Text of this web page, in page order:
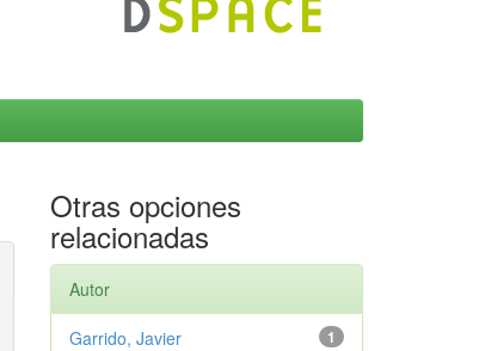
Otras opciones
relacionadas
Autor
1
Garrido, Javier